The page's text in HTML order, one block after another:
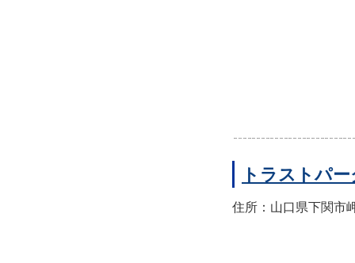
トラストパ
住所：山口県下関市